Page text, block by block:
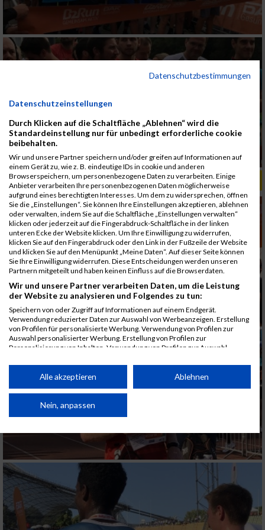
ALBUM B2RUN MÜNCHEN, B2RUN / 16.07.2019
Datenschutzbestimmungen
Datenschutzeinstellungen
Durch Klicken auf die Schaltfläche „Ablehnen“ wird die
Standardeinstellung nur für unbedingt erforderliche cookie
beibehalten.
Wir und unsere Partner speichern und/oder greifen auf Informationen auf
einem Gerät zu, wie z. B. eindeutige IDs in cookie und anderen
Browserspeichern, um personenbezogene Daten zu verarbeiten. Einige
Anbieter verarbeiten Ihre personenbezogenen Daten möglicherweise
aufgrund eines berechtigten Interesses. Um dem zu widersprechen, öffnen
Sie die „Einstellungen“. Sie können Ihre Einstellungen akzeptieren, ablehnen
oder verwalten, indem Sie auf die Schaltfläche „Einstellungen verwalten“
klicken oder jederzeit auf die Fingerabdruck-Schaltfläche in der linken
unteren Ecke der Website klicken. Um Ihre Einwilligung zu widerrufen,
klicken Sie auf den Fingerabdruck oder den Link in der Fußzeile der Website
und klicken Sie auf den Menüpunkt „Meine Daten“. Auf dieser Seite können
Sie Ihre Einwilligung widerrufen. Diese Entscheidungen werden unseren
Partnern mitgeteilt und haben keinen Einfluss auf die Browserdaten.
Wir und unsere Partner verarbeiten Daten, um die Leistung
der Website zu analysieren und Folgendes zu tun:
Speichern von oder Zugriff auf Informationen auf einem Endgerät.
Verwendung reduzierter Daten zur Auswahl von Werbeanzeigen. Erstellung
von Profilen für personalisierte Werbung. Verwendung von Profilen zur
Auswahl personalisierter Werbung. Erstellung von Profilen zur
Personalisierung von Inhalten. Verwendung von Profilen zur Auswahl
Performance von Inhalten. Analyse von Zielgruppen durch Statistiken oder
Kombinationen von Daten aus verschiedenen Quellen. Entwicklung und
von Inhalten.
Daten können außerhalb der Europäischen Union weitergegeben und in die
Website/App.
Partnerliste anzeigen (1 IAB-Anbieter)
Wir nutzen Ihre Daten für folgende Zwecke:
IAB-Verarbeitungszwecke:
Speichern von oder Zugriff auf Informationen
auf einem Endgerät
Alle akzeptieren Ablehnen
Nein, anpassen